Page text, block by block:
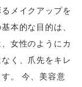
メイクアップを
本的な目的は、
女性のようにカ
く、爪先をキレ
。 今、美容意